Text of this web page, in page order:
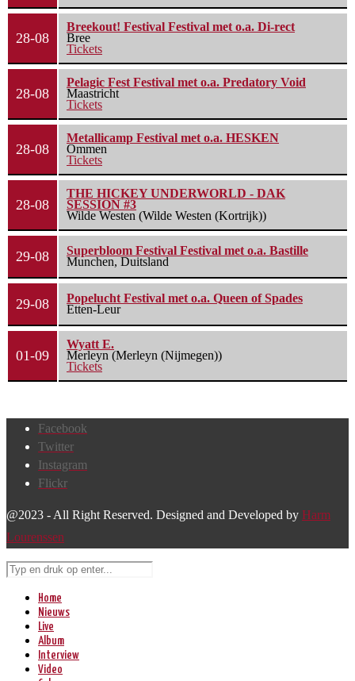
28-08
Breekout! Festival Festival met o.a. Di-rect
Bree
Tickets
28-08
Pelagic Fest Festival met o.a. Predatory Void
Maastricht
Tickets
28-08
Metallicamp Festival met o.a. HESKEN
Ommen
Tickets
28-08
THE HICKEY UNDERWORLD - DAK
SESSION #3
Wilde Westen (Wilde Westen (Kortrijk))
29-08
Superbloom Festival Festival met o.a. Bastille
Munchen, Duitsland
29-08
Popelucht Festival met o.a. Queen of Spades
Etten-Leur
01-09
Wyatt E.
Merleyn (Merleyn (Nijmegen))
Tickets
Facebook
Twitter
Instagram
Flickr
@2023 - All Right Reserved. Designed and Developed by Harm
Lourenssen
Home
Nieuws
Live
Album
Interview
Video